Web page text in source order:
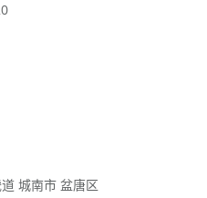
城南市 盆唐区